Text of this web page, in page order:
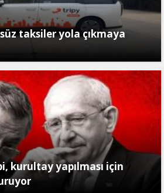
taksiler yola çıkmaya
kurultay yapılması için